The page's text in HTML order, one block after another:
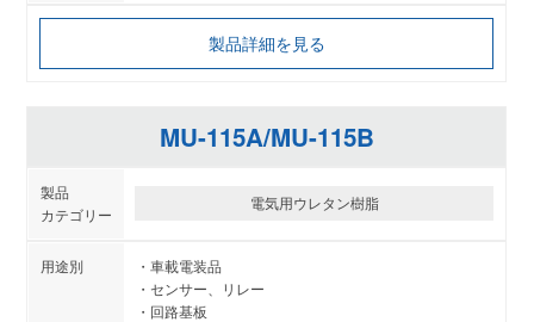
製品詳細を見る
MU-115A/MU-115B
電気用ウレタン樹脂
車載電装品
センサー、リレー
回路基板